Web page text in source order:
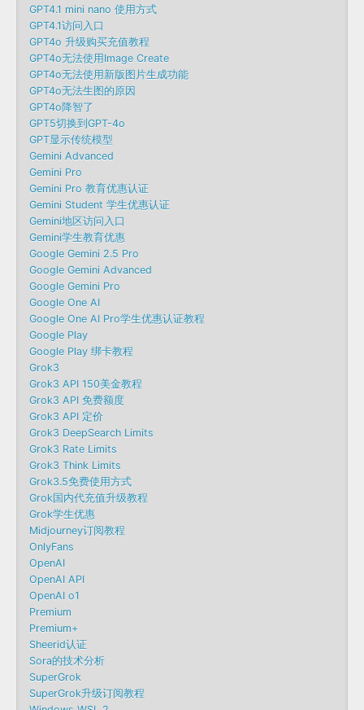
GPT4.1 mini nano 使用方式
GPT4.1访问入口
GPT4o 升级购买充值教程
GPT4o无法使用Image Create
GPT4o无法使用新版图片生成功能
GPT4o无法生图的原因
GPT4o降智了
GPT5切换到GPT-4o
GPT显示传统模型
Gemini Advanced
Gemini Pro
Gemini Pro 教育优惠认证
Gemini Student 学生优惠认证
Gemini地区访问入口
Gemini学生教育优惠
Google Gemini 2.5 Pro
Google Gemini Advanced
Google Gemini Pro
Google One AI
Google One AI Pro学生优惠认证教程
Google Play
Google Play 绑卡教程
Grok3
Grok3 API 150美金教程
Grok3 API 免费额度
Grok3 API 定价
Grok3 DeepSearch Limits
Grok3 Rate Limits
Grok3 Think Limits
Grok3.5免费使用方式
Grok国内代充值升级教程
Grok学生优惠
Midjourney订阅教程
OnlyFans
OpenAI
OpenAI API
OpenAI o1
Premium
Premium+
Sheerid认证
Sora的技术分析
SuperGrok
SuperGrok升级订阅教程